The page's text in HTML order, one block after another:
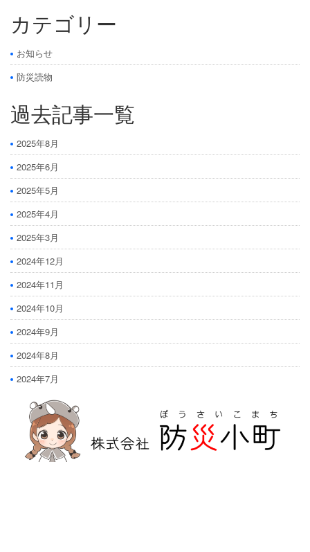
カテゴリー
お知らせ
防災読物
過去記事一覧
2025年8月
2025年6月
2025年5月
2025年4月
2025年3月
2024年12月
2024年11月
2024年10月
2024年9月
2024年8月
2024年7月